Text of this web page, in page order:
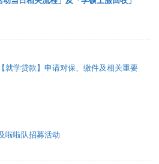
就学贷款】申请对保、缴件及相关重要
啦啦队招募活动